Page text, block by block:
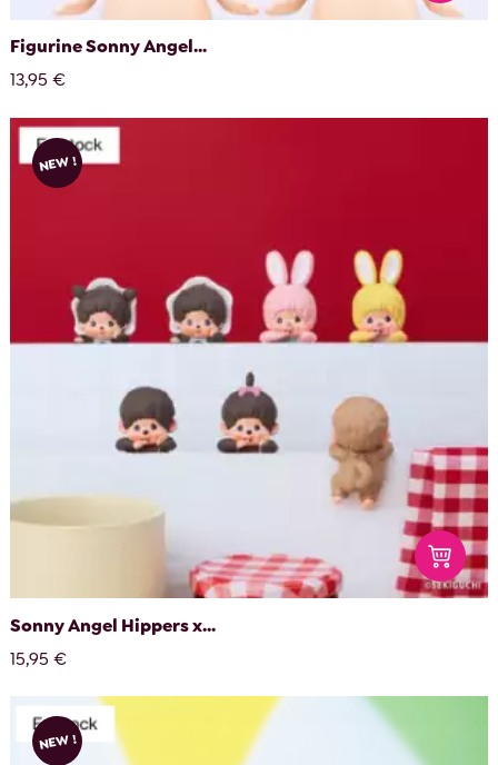
Figurine Sonny Angel...
13,95 €
NEW !
Sonny Angel Hippers x...
15,95 €
NEW !